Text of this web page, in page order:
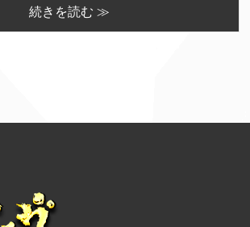
続きを読む ≫